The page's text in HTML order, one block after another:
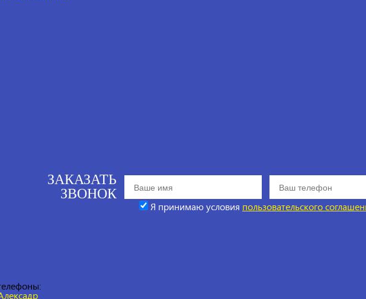
ЗАКАЗАТЬ
ЗВОНОК
Я принимаю условия пользовательского